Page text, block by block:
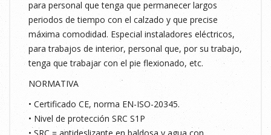
para personal que tenga que permanecer largos
periodos de tiempo con el calzado y que precise
máxima comodidad. Especial instaladores eléctricos,
para trabajos de interior, personal que, por su trabajo,
tenga que trabajar con el pie flexionado, etc.
NORMATIVA
• Certificado CE, norma EN-ISO-20345.
• Nivel de protección SRC S1P